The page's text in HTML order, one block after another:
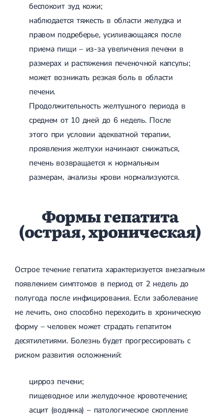
Реабилитация после перелома
Реабилитация после вывиха
Реабилитация после эндопротезирования
Реабилитация после артроскопии
Дерматология
беспокоит зуд кожи;
наблюдается тяжесть в области желудка и
правом подреберье, усиливающаяся после
приема пищи – из-за увеличения печени в
размерах и растяжения печеночной капсулы;
может возникать резкая боль в области
печени.
Продолжительность желтушного периода в
среднем от 10 дней до 6 недель. После
этого при условии адекватной терапии,
проявления желтухи начинают снижаться,
печень возвращается к нормальным
размерам, анализы крови нормализуются.
Формы гепатита
(острая, хроническая)
Острое течение гепатита характеризуется внезапным
появлением симптомов в период от 2 недель до
полугода после инфицирования. Если заболевание
не лечить, оно способно переходить в хроническую
форму – человек может страдать гепатитом
десятилетиями. Болезнь будет прогрессировать с
риском развития осложнений:
цирроз печени;
пищеводное или желудочное кровотечение;
асцит (водянка) – патологическое скопление